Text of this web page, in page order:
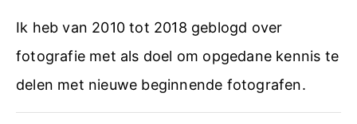
Ik heb van 2010 tot 2018 geblogd over
fotografie met als doel om opgedane kennis te
delen met nieuwe beginnende fotografen.